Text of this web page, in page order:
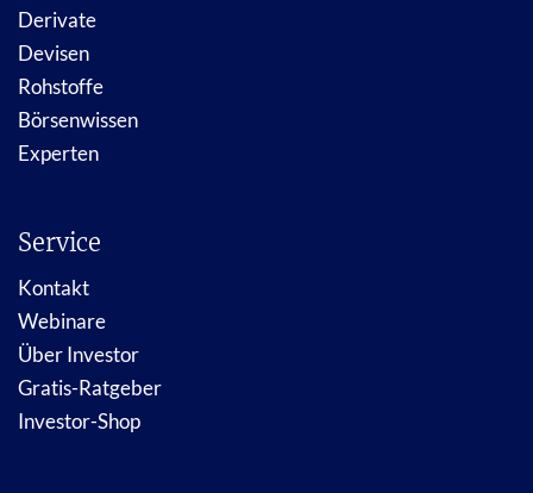
Derivate
Devisen
Rohstoffe
Börsenwissen
Experten
Service
Kontakt
Webinare
Über Investor
Gratis-Ratgeber
Investor-Shop